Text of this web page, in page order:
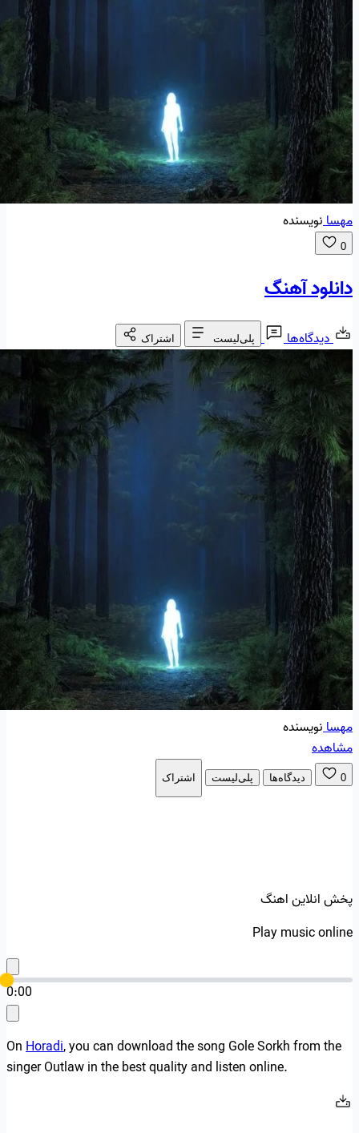
مهسانویسنده
0
دانلود آهنگ
دیدگاه‌ها پلی‌لیست اشتراک
مهسانویسنده
مشاهده
0 دیدگاه‌ها پلی‌لیست اشتراک
پخش انلاین اهنگ
Play music online
0:00
OnHoradi, you can download the song Gole Sorkh from the
singer Outlaw in the best quality and listen online.